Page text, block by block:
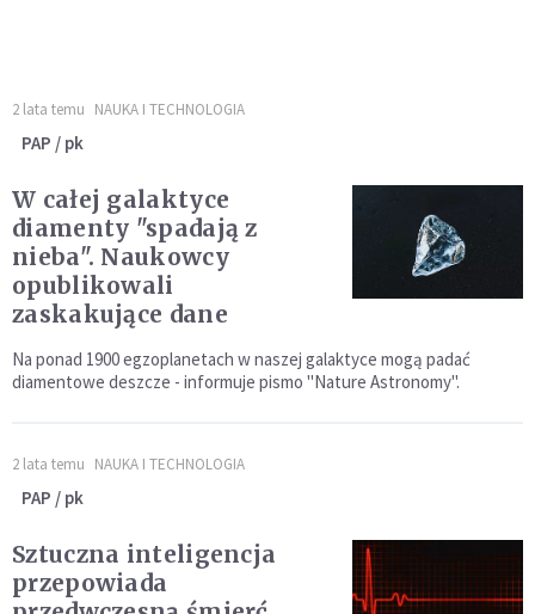
2 lata temu NAUKA I TECHNOLOGIA
PAP / pk
W całej galaktyce
diamenty "spadają z
nieba". Naukowcy
opublikowali
zaskakujące dane
Na ponad 1900 egzoplanetach w naszej galaktyce mogą padać
diamentowe deszcze - informuje pismo "Nature Astronomy".
2 lata temu NAUKA I TECHNOLOGIA
PAP / pk
Sztuczna inteligencja
przepowiada